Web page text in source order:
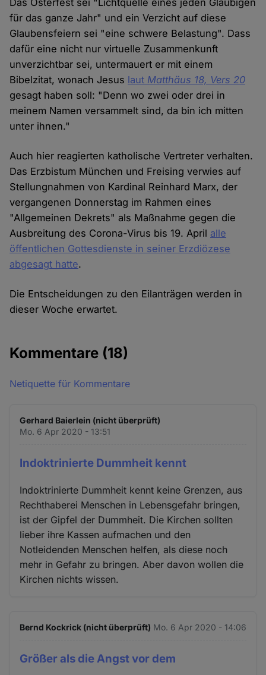
Das Osterfest sei "Lichtquelle eines jeden Gläubigen
für das ganze Jahr" und ein Verzicht auf diese
Glaubensfeiern sei "eine schwere Belastung". Dass
dafür eine nicht nur virtuelle Zusammenkunft
unverzichtbar sei, untermauert er mit einem
Bibelzitat, wonach Jesus laut Matthäus 18, Vers 20
gesagt haben soll: "Denn wo zwei oder drei in
meinem Namen versammelt sind, da bin ich mitten
unter ihnen."
Auch hier reagierten katholische Vertreter verhalten.
Das Erzbistum München und Freising verwies auf
Stellungnahmen von Kardinal Reinhard Marx, der
vergangenen Donnerstag im Rahmen eines
"Allgemeinen Dekrets" als Maßnahme gegen die
Ausbreitung des Corona-Virus bis 19. April alle
öffentlichen Gottesdienste in seiner Erzdiözese
abgesagt hatte.
Die Entscheidungen zu den Eilanträgen werden in
dieser Woche erwartet.
Kommentare (18)
Netiquette für Kommentare
Gerhard Baierlein (nicht überprüft)
Mo. 6 Apr 2020 - 13:51
Indoktrinierte Dummheit kennt
Indoktrinierte Dummheit kennt keine Grenzen, aus
Rechthaberei Menschen in Lebensgefahr bringen,
ist der Gipfel der Dummheit. Die Kirchen sollten
lieber ihre Kassen aufmachen und den
Notleidenden Menschen helfen, als diese noch
mehr in Gefahr zu bringen. Aber davon wollen die
Kirchen nichts wissen.
Bernd Kockrick (nicht überprüft) Mo. 6 Apr 2020 - 14:06
Größer als die Angst vor dem